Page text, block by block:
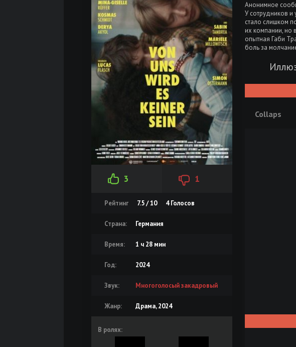
3 1
Рейтинг 7.5 / 10 4Голосов
Страна: Германия
Время: 1 ч 28 мин
Год: 2024
Звук: Многоголосый закадровый
Жанр: Драма, 2024
В ролях:
Анонимное
У сотрудников и
стало слишком
их компании, но
опытная Габи
боль за
Collaps